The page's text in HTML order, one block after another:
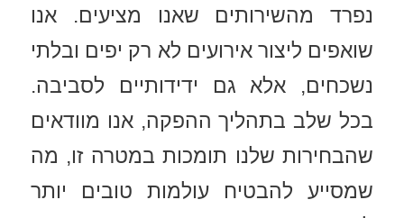
נפרד מהשירותים שאנו מציעים. אנו
שואפים ליצור אירועים לא רק יפים ובלתי
נשכחים, אלא גם ידידותיים לסביבה.
בכל שלב בתהליך ההפקה, אנו מוודאים
שהבחירות שלנו תומכות במטרה זו, מה
שמסייע להבטיח עולמות טובים יותר